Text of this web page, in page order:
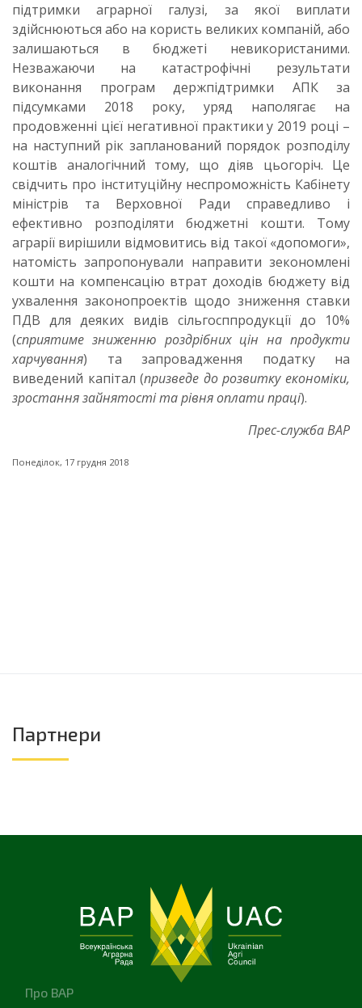
підтримки аграрної галузі, за якої виплати
здійснюються або на користь великих компаній, або
залишаються в бюджеті невикористаними.
Незважаючи на катастрофічні результати
виконання програм держпідтримки АПК за
підсумками 2018 року, уряд наполягає на
продовженні цієї негативної практики у 2019 році –
на наступний рік запланований порядок розподілу
коштів аналогічний тому, що діяв цьогоріч. Це
свідчить про інституційну неспроможність Кабінету
міністрів та Верховної Ради справедливо і
ефективно розподіляти бюджетні кошти. Тому
аграрії вирішили відмовитись від такої «допомоги»,
натомість запропонували направити зекономлені
кошти на компенсацію втрат доходів бюджету від
ухвалення законопроектів щодо зниження ставки
ПДВ для деяких видів сільгосппродукції до 10%
(сприятиме зниженню роздрібних цін на продукти
харчування) та запровадження податку на
виведений капітал (призведе до розвитку економіки,
зростання зайнятості та рівня оплати праці).
Прес-служба ВАР
Понеділок, 17 грудня 2018
Партнери
Про ВАР